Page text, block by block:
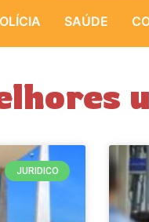
SAÚDE
JURIDICO